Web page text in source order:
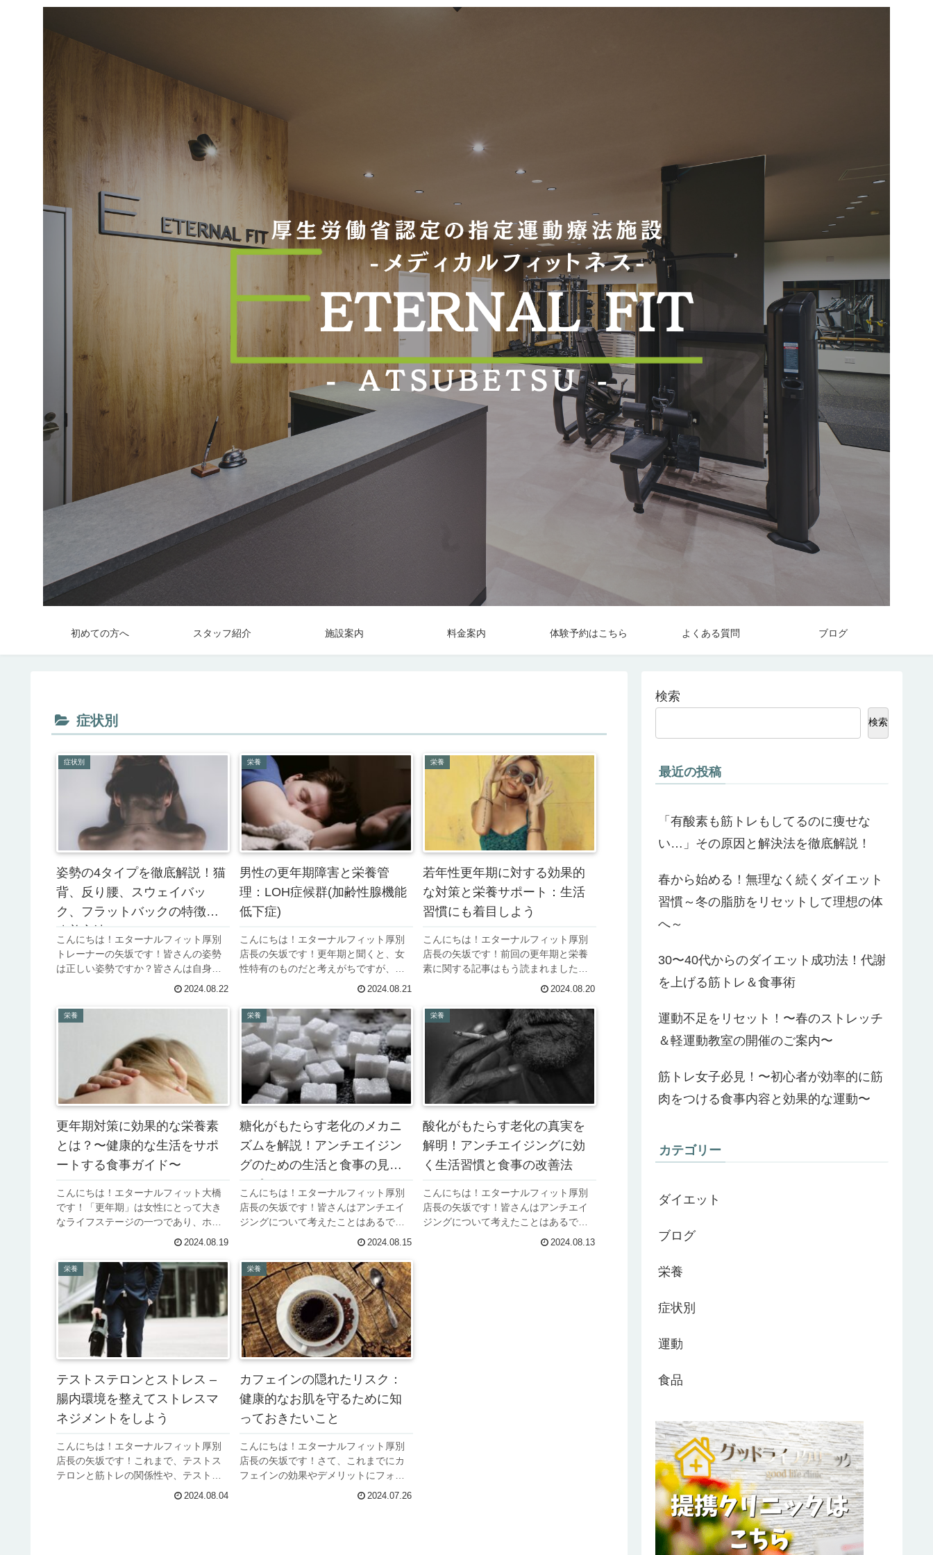
初めての方へ スタッフ紹介 施設案内 料金案内 体験予約はこちら よくある質問 ブログ
症状別
症状別
姿勢の4タイプを徹底解説！猫
背、反り腰、スウェイバッ
ク、フラットバックの特徴と
改善方法
こんにちは！エターナルフィット厚別
トレーナーの矢坂です！皆さんの姿勢
は正しい姿勢ですか？皆さんは自身の
「姿勢」について考えたことはありま
日常生活に深く影響を与える重要な要
2024.08.22
栄養
男性の更年期障害と栄養管
理：LOH症候群(加齢性腺機能
低下症)
こんにちは！エターナルフィット厚別
店長の矢坂です！更年期と聞くと、女
性特有のものだと考えがちですが、実
は男性にも「更年期」が存在します。
と呼び、男性ホルモンであるテストス
テロンの減少に伴う身体的および...
2024.08.21
栄養
若年性更年期に対する効果的
な対策と栄養サポート：生活
習慣にも着目しよう
こんにちは！エターナルフィット厚別
店長の矢坂です！前回の更年期と栄養
素に関する記事はもう読まれました
か？今回は、最近注目されている「若
話ししたいと思います。若年性更年期
障害は、20代から40代の若い世代に
2024.08.20
栄養
更年期対策に効果的な栄養素
とは？〜健康的な生活をサポ
ートする食事ガイド〜
こんにちは！エターナルフィット大橋
です！「更年期」は女性にとって大き
なライフステージの一つであり、ホル
モンバランスの変化により身体と心に
は、40歳未満で更年期症状が現れる
「若年性更年期（早期閉経）」や、男
性...
2024.08.19
栄養
糖化がもたらす老化のメカニ
ズムを解説！アンチエイジン
グのための生活と食事の見直
しポイント
こんにちは！エターナルフィット厚別
店長の矢坂です！皆さんはアンチエイ
ジングについて考えたことはあるでし
ょうか。食事やライフスタイルを整え
チエイジング）、体重管理にも寄与し
てくれます。今回は特に糖化について
解...
2024.08.15
栄養
酸化がもたらす老化の真実を
解明！アンチエイジングに効
く生活習慣と食事の改善法
こんにちは！エターナルフィット厚別
店長の矢坂です！皆さんはアンチエイ
ジングについて考えたことはあるでし
ょうか。食事やライフスタイルを整え
2024.08.13
栄養
テストステロンとストレス –
腸内環境を整えてストレスマ
ネジメントをしよう
こんにちは！エターナルフィット厚別
店長の矢坂です！これまで、テストス
テロンと筋トレの関係性や、テストス
テロンを増やす方法について解説をし
2024.08.04
栄養
カフェインの隠れたリスク：
健康的なお肌を守るために知
っておきたいこと
こんにちは！エターナルフィット厚別
店長の矢坂です！さて、これまでにカ
フェインの効果やデメリットにフォー
カスした記事を書いてきました。今回
2024.07.26
検索
検索
最近の投稿
「有酸素も筋トレもしてるのに痩せな
い…」その原因と解決法を徹底解説！
春から始める！無理なく続くダイエット
習慣～冬の脂肪をリセットして理想の体
へ～
30〜40代からのダイエット成功法！代謝
を上げる筋トレ＆食事術
運動不足をリセット！〜春のストレッチ
＆軽運動教室の開催のご案内〜
筋トレ女子必見！〜初心者が効率的に筋
肉をつける食事内容と効果的な運動〜
カテゴリー
ダイエット
ブログ
栄養
症状別
運動
食品